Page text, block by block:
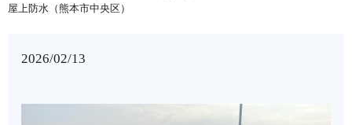
屋上防水（熊本市中央区）
2026/02/13